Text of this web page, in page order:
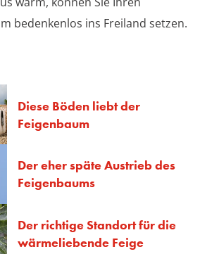
bedenkenlos ins Freiland setzen.
Diese Böden liebt der
Feigenbaum
Der eher späte Austrieb des
Feigenbaums
Der richtige Standort für die
wärmeliebende Feige